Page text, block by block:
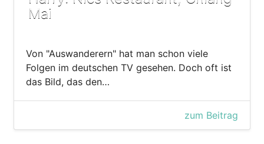
Mai
Von "Auswanderern" hat man schon viele
Folgen im deutschen TV gesehen. Doch oft ist
das Bild, das den…
zum Beitrag